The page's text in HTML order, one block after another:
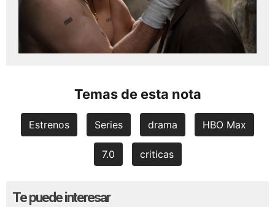
Temas de esta nota
Estrenos Series drama HBO Max
7.0 criticas
Te puede interesar